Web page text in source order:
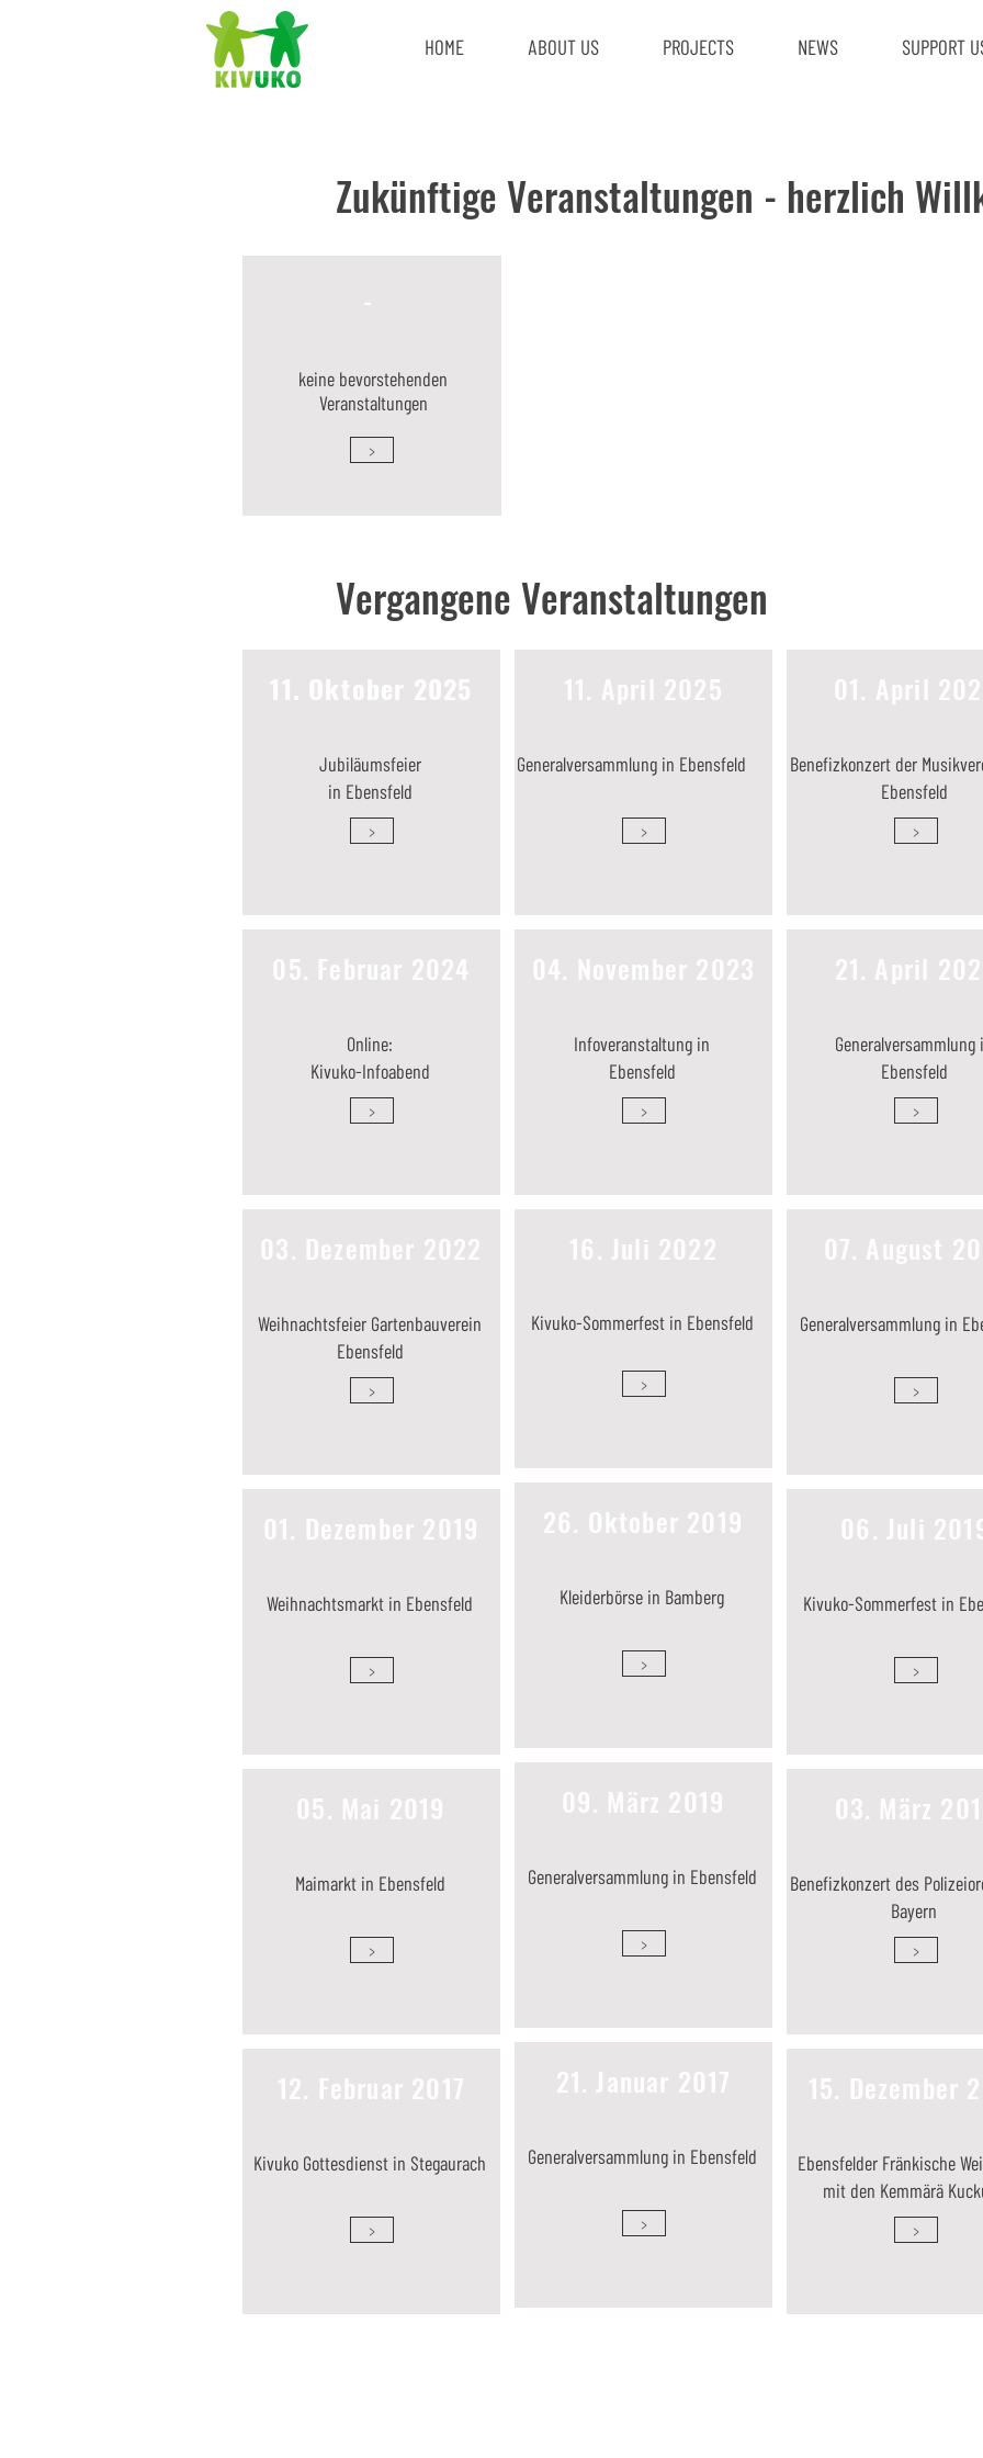
HOME ABOUT US PROJECTS NEWS SUPPORT
Zukünftige Veranstaltungen - herzlich
-
keine bevorstehenden
Veranstaltungen
>
Vergangene Veranstaltungen
11. Oktober 2025
Jubiläumsfeier
in Ebensfeld
>
05. Februar 2024
Online:
Kivuko-Infoabend
>
03. Dezember 2022
Weihnachtsfeier Gartenbauverein
Ebensfeld
>
01. Dezember 2019
Weihnachtsmarkt in Ebensfeld
>
05. Mai 2019
Maimarkt in Ebensfeld
>
12. Februar 2017
Kivuko Gottesdienst in Stegaurach
>
11. April 2025
Generalversammlung in Ebensfeld
>
04. November 2023
Infoveranstaltung in
Ebensfeld
>
16. Juli 2022
Kivuko-Sommerfest in Ebensfeld
>
26. Oktober 2019
Kleiderbörse in Bamberg
>
09. März 2019
Generalversammlung in Ebensfeld
>
21. Januar 2017
Generalversammlung in Ebensfeld
>
01. April
Benefizkonzert der
Ebensfeld
>
21. April
Generalversammlung
Ebensfeld
>
07. August
Generalversammlung in
>
06. Juli
Kivuko-Sommerfest in
>
03. März
Benefizkonzert des
Bayern
>
15. Dezember
Ebensfelder Fränkische
mit den Kemmärä
>